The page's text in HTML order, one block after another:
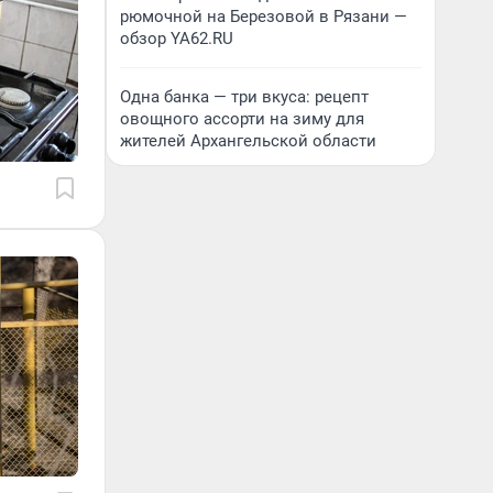
рюмочной на Березовой в Рязани —
обзор YA62.RU
Одна банка — три вкуса: рецепт
овощного ассорти на зиму для
жителей Архангельской области